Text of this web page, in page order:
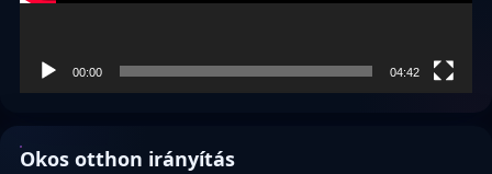
00:00 04:42
Okos otthon irányítás